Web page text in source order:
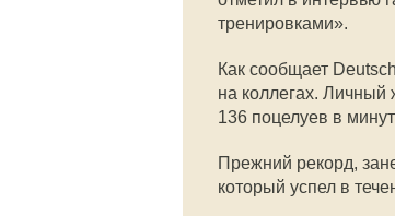
тренировками».
Как сообщает
на коллегах. Личный
136 поцелуев в
Прежний рекорд,
который успел в